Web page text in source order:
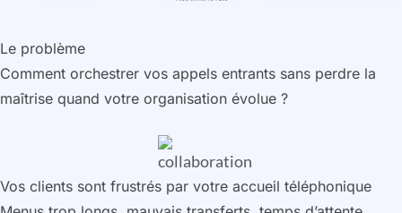
Le problème
Comment orchestrer vos appels entrants sans perdre la
maîtrise quand votre organisation évolue ?
Vos clients sont frustrés par votre accueil téléphonique